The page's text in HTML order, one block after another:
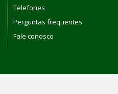
Telefones
Perguntas frequentes
Fale conosco